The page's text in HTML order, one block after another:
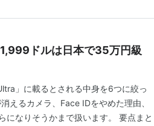
ドルは日本で35万円級
」に載るとされる中身を6つに絞っ
えるカメラ、Face IDをやめた理由、
になりそうかまで扱います。 要点まと